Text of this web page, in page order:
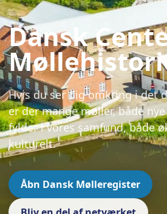
Dansk
Hvis du ser dig omkring i det
er der mange møller, både
fylder i vores samfund, både
kulturelt.
Åbn Dansk Mølleregister